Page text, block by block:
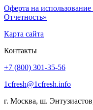
Оферта на
Отчетность»
Карта сайта
Контакты
+7 (800) 301-35-56
1cfresh@1cfresh.info
г. Москва, ш.